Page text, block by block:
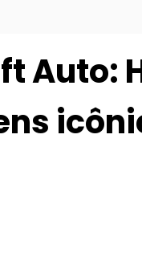
Auto: